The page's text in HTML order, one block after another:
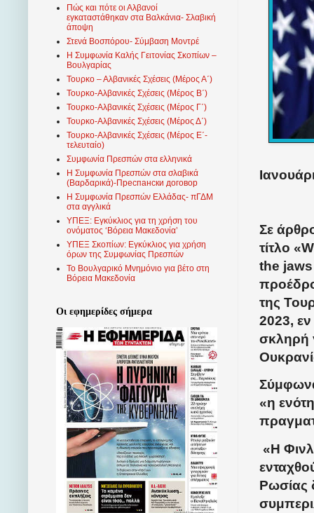
Σε
τίτλο
the
της
2023,
σκληρή
«η
«Η
Ρωσίας
Πώς και πότε οι Αλβανοί
εγκαταστάθηκαν στα Βαλκάνια- Σλαβική
άποψη
Στενά Βοσπόρου- Σύμβαση Μοντρέ
Η Συμφωνία Καλής Γειτονίας Σκοπίων –
Βουλγαρίας
Τουρκο – Αλβανικές Σχέσεις (Mέρος Α΄)
Τουρκο-Αλβανικές Σχέσεις (Μέρος Β΄)
Τουρκο-Αλβανικές Σχέσεις (Μέρος Γ΄)
Τουρκο-Αλβανικές Σχέσεις (Μέρος Δ΄)
Τουρκο-Αλβανικές Σχέσεις (Μέρος Ε΄-
τελευταίο)
Συμφωνία Πρεσπών στα ελληνικά
Η Συμφωνία Πρεσπών στα σλαβικά
(Βαρδαρικά)-Преспански договор
Η Συμφωνία Πρεσπών Ελλάδας- πΓΔΜ
στα αγγλικά
ΥΠΕΞ: Εγκύκλιος για τη χρήση του
ονόματος ‘Βόρεια Μακεδονία’
ΥΠΕΞ Σκοπίων: Εγκύκλιος για χρήση
όρων της Συμφωνίας Πρεσπών
Το Βουλγαρικό Μνημόνιο για βέτο στη
Βόρεια Μακεδονία
Οι εφημερίδες σήμερα